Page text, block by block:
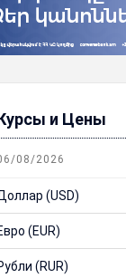
и Цены
08/2026
(USD)
(EUR)
(RUR)